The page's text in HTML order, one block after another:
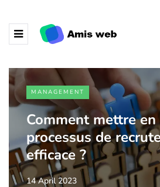
MANAGEMENT
Comment mettre
processus de
efficace ?
14 April 2023